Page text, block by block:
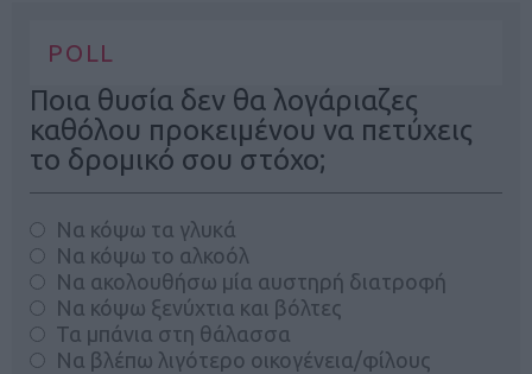
POLL
Ποια θυσία δεν θα λογάριαζες
καθόλου προκειμένου να πετύχεις
το δρομικό σου στόχο;
Να κόψω τα γλυκά
Να κόψω το αλκοόλ
Να ακολουθήσω μία αυστηρή διατροφή
Να κόψω ξενύχτια και βόλτες
Τα μπάνια στη θάλασσα
Να βλέπω λιγότερο οικογένεια/φίλους